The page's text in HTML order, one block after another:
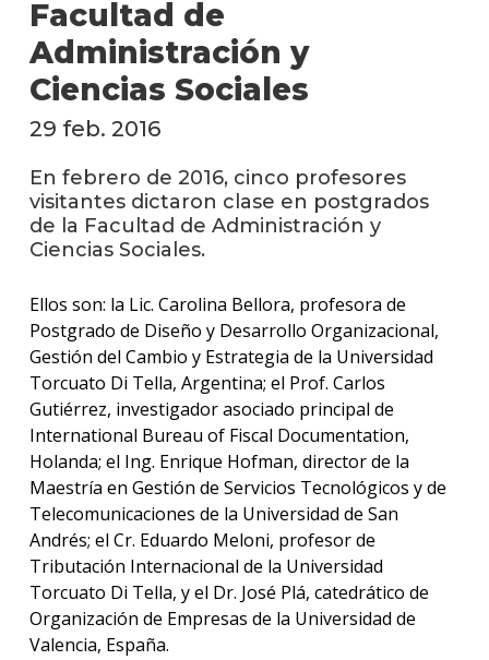
Facultad de
Administración y
Ciencias Sociales
29 feb. 2016
En febrero de 2016, cinco profesores
visitantes dictaron clase en postgrados
de la Facultad de Administración y
Ciencias Sociales.
Ellos son: la Lic. Carolina Bellora, profesora de
Postgrado de Diseño y Desarrollo Organizacional,
Gestión del Cambio y Estrategia de la Universidad
Torcuato Di Tella, Argentina; el Prof. Carlos
Gutiérrez, investigador asociado principal de
International Bureau of Fiscal Documentation,
Holanda; el Ing. Enrique Hofman, director de la
Maestría en Gestión de Servicios Tecnológicos y de
Telecomunicaciones de la Universidad de San
Andrés; el Cr. Eduardo Meloni, profesor de
Tributación Internacional de la Universidad
Torcuato Di Tella, y el Dr. José Plá, catedrático de
Organización de Empresas de la Universidad de
Valencia, España.